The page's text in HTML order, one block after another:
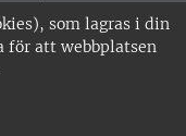
som lagras i din
för att webbplatsen
är
är
•
•